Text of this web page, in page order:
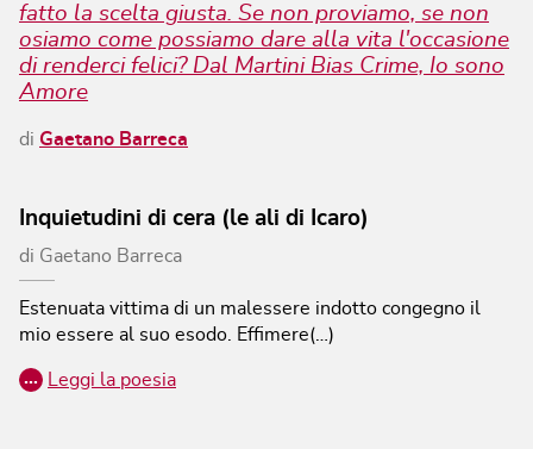
fatto la scelta giusta. Se non proviamo, se non
osiamo come possiamo dare alla vita l'occasione
di renderci felici? Dal Martini Bias Crime, Io sono
Amore
di Gaetano Barreca
Inquietudini di cera (le ali di Icaro)
di Gaetano Barreca
Estenuata vittima di un malessere indotto congegno il
mio essere al suo esodo.
Effimere(…)
… Leggi la poesia